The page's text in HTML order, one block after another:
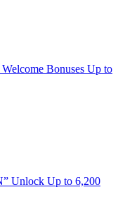
Bonuses Up to
Unlock Up to 6,200